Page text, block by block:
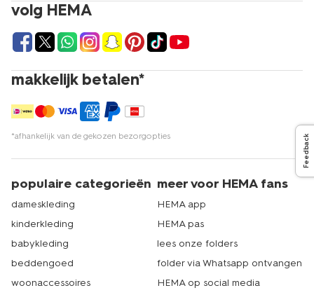
Feedback
bh's en andere paarse lingerie? Je kunt deze mooie
items eenvoudig online bestellen op hema.nl. HEMA
heeft meer dan 500 winkels in Nederland. Er zit dus altijd
een HEMA-winkel bij jou in de buurt. Hier kun je de
model te vinden. Of je nu online shopt of langskomt in
een van onze winkels, bij HEMA vind je altijd de paarse
bh die bij jou past. Ontdek het veelzijdige aanbod en
geef je ondergoed een upgrade met een prachtige
paarse bh. Dat is echt HEMA.
volg HEMA
makkelijk betalen*
*afhankelijk van de gekozen bezorgopties
populaire categorieën
dameskleding
kinderkleding
babykleding
beddengoed
woonaccessoires
meer voor HEMA fans
HEMA app
HEMA pas
lees onze folders
folder via Whatsapp ontvangen
HEMA op social media